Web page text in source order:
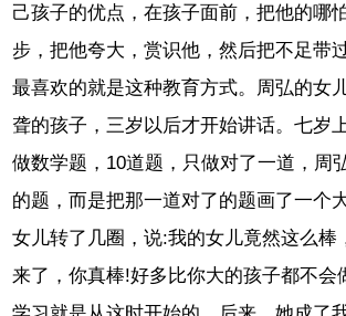
己孩子的优点，在孩子面前，把他的哪
步，把他夸大，赏识他，然后把不足带
最喜欢的就是这种教育方式。周弘的女
聋的孩子，三岁以后才开始讲话。七岁
做数学题，10道题，只做对了一道，周
的题，而是把那一道对了的题画了一个
女儿转了几圈，说:我的女儿竟然这么棒
来了，你真棒!好多比你大的孩子都不会